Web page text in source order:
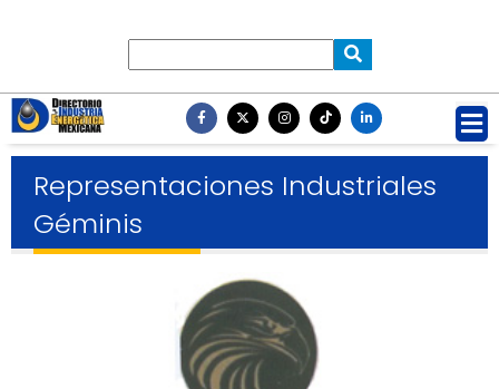
Representaciones Industriales
Géminis